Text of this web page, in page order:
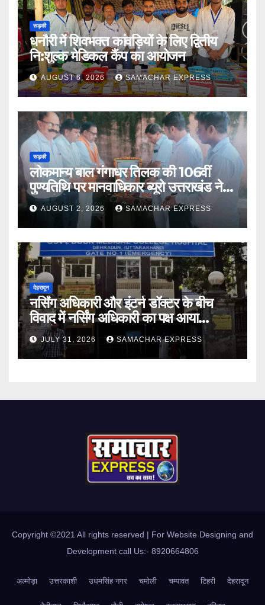
रूड़की
धनौरी में शिवभक्त कांवड़ियों के लिए द्वितीय
नि:शुल्क मेडिकल कैंप का आयोजन
AUGUST 6, 2026 SAMACHAR EXPRESS
रूड़की
लोकमान्य बाल गंगाधर तिलक की 106वीं
पुण्यतिथि पर मानवाधिकार ब्यूरो उत्तराखंड ने दी
भावभीनी श्रद्धांजलि
AUGUST 2, 2026 SAMACHAR EXPRESS
देहरादून
नर्सिंग अधिकारी और इंटर्न डॉक्टर के बीच
विवाद में नर्सिंग अधिकारी का पक्ष आया
सामने,करी निष्पक्ष जांच की मांग
JULY 31, 2026 SAMACHAR EXPRESS
Copyright ©2021 All rights reserved | For Website Designing and
Development call Us:- 8920664806
अल्मोड़ा उत्तरकाशी उधमसिंह नगर चमोली चम्पावत टिहरी देहरादून